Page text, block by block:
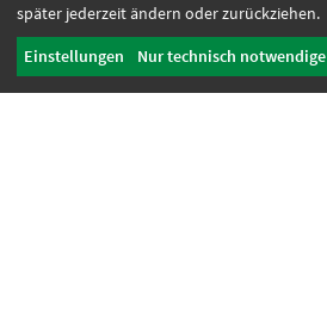
Unternehmen des Campus Mensch
später jederzeit ändern oder zurückziehen.
Einstellungen Nur technisch notwendige